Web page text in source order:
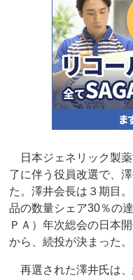
日本ジェネリック製
了に伴う役員改選で、
た。澤井会長は３期目
品の数量シェア30％の
ＰＡ）年次総会の日本
から、続投が決まった。
再選された澤井氏は